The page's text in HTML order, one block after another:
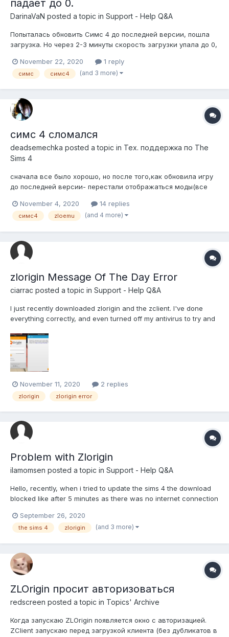
падает до 0.
DarinaVaN posted a topic in Support - Help Q&A
Попыталась обновить Симс 4 до последней версии, пошла
загрузка. Но через 2-3 минуты скорость загрузки упала до 0,
никогда не было. Переустановила ZLOrigin, поставила режим
безопасной загрузки, удалила Симс, хотела скачать заново,
November 22, 2020 1 reply
симс симс4 (and 3 more)
симс 4 сломался
deadsemechka posted a topic in Тех. поддержка по The
Sims 4
сначала все было хорошо, но после того,как обновила игру
до последней версии- перестали отображаться моды(все
проверить), при запуске игры вылетала табличка с
требованием разрешить моды. Я как обычно все
November 4, 2020 14 replies
симс4 zloemu (and 4 more)
zlorigin Message Of The Day Error
ciarrac posted a topic in Support - Help Q&A
I just recently downloaded zlorigin and the zclient. I've done
everything correctly, and even turned off my antivirus to try and
get the regular origin login screen, and then a little popup
window that says "Message of the Day. Win...
November 11, 2020 2 replies
zlorigin zlorigin error
Problem with Zlorigin
ilamomsen posted a topic in Support - Help Q&A
Hello, recently, when i tried to update the sims 4 the download
blocked like after 5 minutes as there was no internet connection
now i have the same problem and i can't install the sims 4. I
have windows 10 and dis...
September 26, 2020
the sims 4 zlorigin (and 3 more)
ZLOrigin просит авторизоваться
redscreen posted a topic in Topics' Archive
Когда запускаю ZLOrigin появляется окно с авторизацией.
ZClient запускаю перед загрузкой клиента (без дубликатов в